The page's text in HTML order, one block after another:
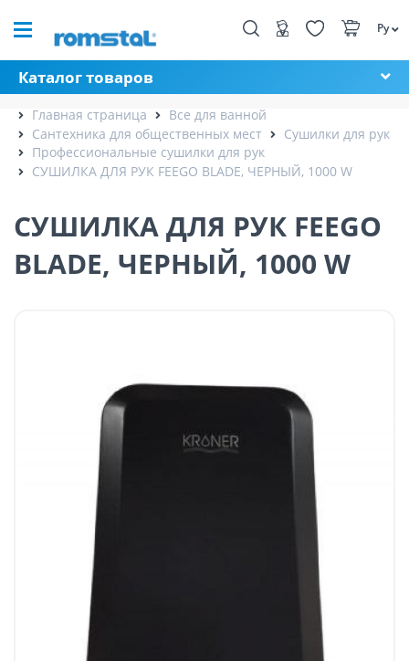
Ру
Каталог товаров
Главная страница
Все для ванной
Сантехника для общественных мест
Сушилки для рук
Профессиональные сушилки для рук
СУШИЛКА ДЛЯ РУК FEEGO BLADE, ЧЕРНЫЙ, 1000 W
СУШИЛКА ДЛЯ РУК FEEGO
BLADE, ЧЕРНЫЙ, 1000 W